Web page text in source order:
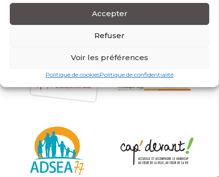
Accepter
Refuser
Voir les préférences
Politique de cookiesPolitique de confidentialité